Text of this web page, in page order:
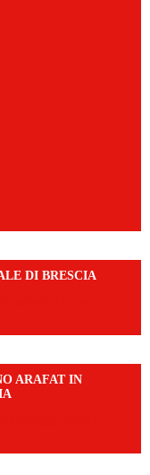
DI BRESCIA
ARAFAT IN